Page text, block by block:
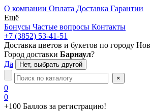
О компании Оплата Доставка Гарантии
Ещё
Бонусы Частые вопросы Контакты
+7 (3852) 53-41-51
Доставка цветов и букетов по городу
Город доставки Барнаул?
Да
Нет, выбрать другой
×
0
0
+100 Баллов за регистрацию!